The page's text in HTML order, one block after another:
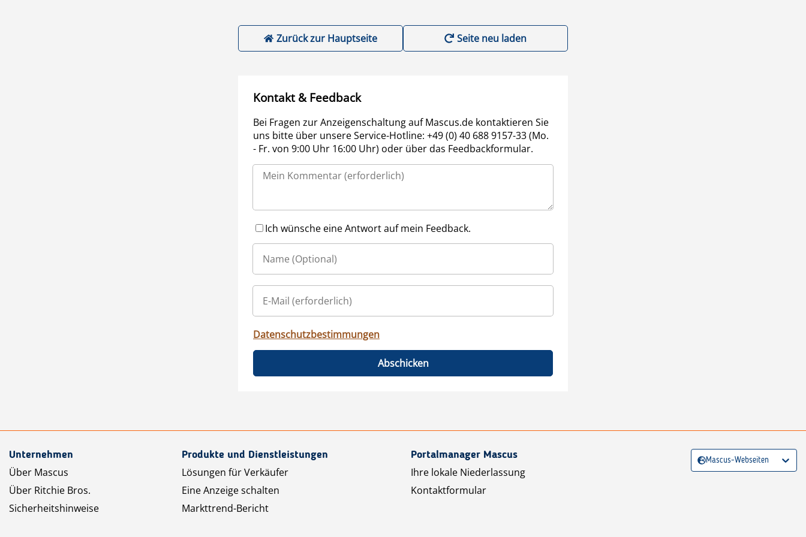
Zurück zur Hauptseite Seite neu laden
Kontakt & Feedback
Bei Fragen zur Anzeigenschaltung auf Mascus.de kontaktieren Sie
uns bitte über unsere Service-Hotline: +49 (0) 40 688 9157-33 (Mo.
- Fr. von 9:00 Uhr 16:00 Uhr) oder über das Feedbackformular.
Ich wünsche eine Antwort auf mein Feedback.
Datenschutzbestimmungen
Abschicken
Unternehmen
Über Mascus
Über Ritchie Bros.
Sicherheitshinweise
Produkte und Dienstleistungen
Lösungen für Verkäufer
Eine Anzeige schalten
Markttrend-Bericht
Portalmanager Mascus
Ihre lokale Niederlassung
Kontaktformular
Mascus-Webseiten